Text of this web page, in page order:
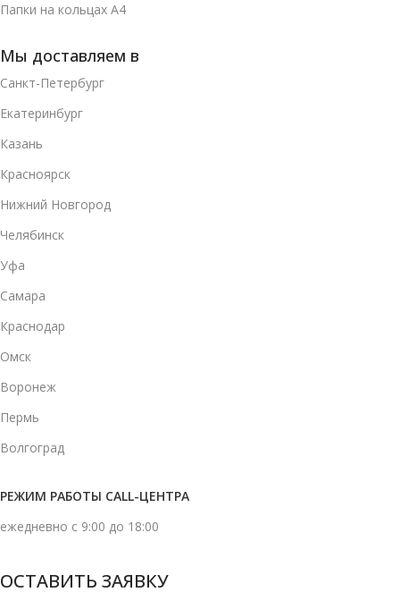
Папки на кольцах А4
Мы доставляем в
Санкт-Петербург
Екатеринбург
Казань
Красноярск
Нижний Новгород
Челябинск
Уфа
Самара
Краснодар
Омск
Воронеж
Пермь
Волгоград
РЕЖИМ РАБОТЫ CALL-ЦЕНТРА
ежедневно с 9:00 до 18:00
ОСТАВИТЬ ЗАЯВКУ